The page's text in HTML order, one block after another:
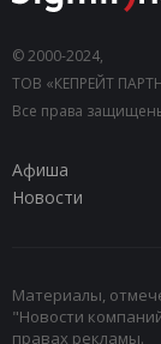
© 2000-2024,
ТОВ «КЕПРЕЙТ
Все права
Афиша
Новости
Материалы,
"Новости
правах рекламы.